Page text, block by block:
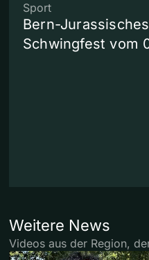
Sport
Bern-Jurassisches
Schwingfest vom
Weitere News
Videos aus der Region,